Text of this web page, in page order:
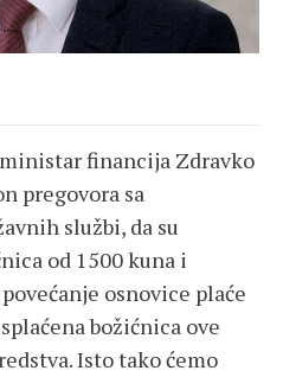
financija Zdravko
pregovora sa
službi, da su
od 1500 kuna i
osnovice plaće
božićnica ove
Isto tako ćemo